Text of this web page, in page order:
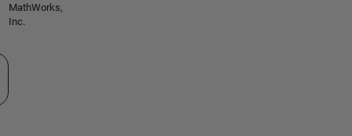
MathWorks,
Inc.
un país/idioma